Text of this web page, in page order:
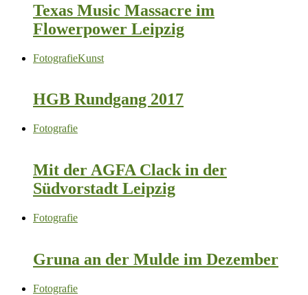
Texas Music Massacre im
Flowerpower Leipzig
FotografieKunst
HGB Rundgang 2017
Fotografie
Mit der AGFA Clack in der
Südvorstadt Leipzig
Fotografie
Gruna an der Mulde im Dezember
Fotografie